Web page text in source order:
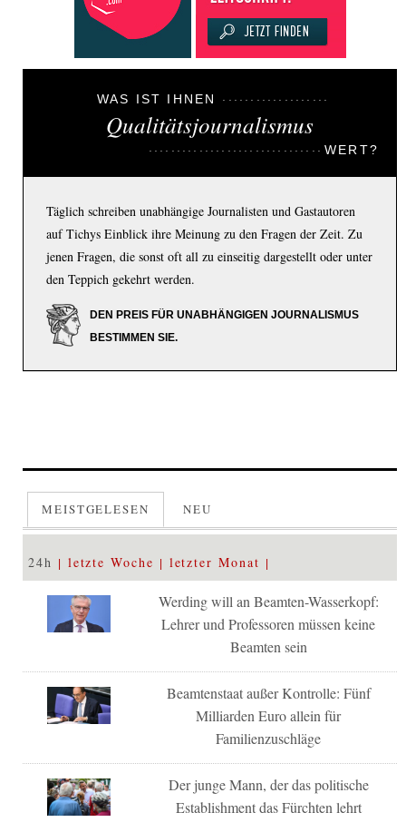
WAS IST IHNEN
Qualitätsjournalismus
WERT?
Täglich schreiben unabhängige Journalisten und Gastautoren
auf Tichys Einblick ihre Meinung zu den Fragen der Zeit. Zu
jenen Fragen, die sonst oft all zu einseitig dargestellt oder unter
den Teppich gekehrt werden.
DEN PREIS FÜR UNABHÄNGIGEN JOURNALISMUS
BESTIMMEN SIE.
MEISTGELESEN NEU
24h letzte Woche letzter Monat
Werding will an Beamten-Wasserkopf:
Lehrer und Professoren müssen keine
Beamten sein
Beamtenstaat außer Kontrolle: Fünf
Milliarden Euro allein für
Familienzuschläge
Der junge Mann, der das politische
Establishment das Fürchten lehrt